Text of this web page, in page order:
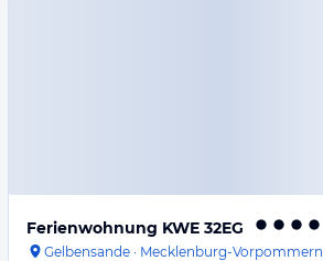
Ferienwohnung KWE 32EG
Gelbensande · Mecklenburg-Vorpommern